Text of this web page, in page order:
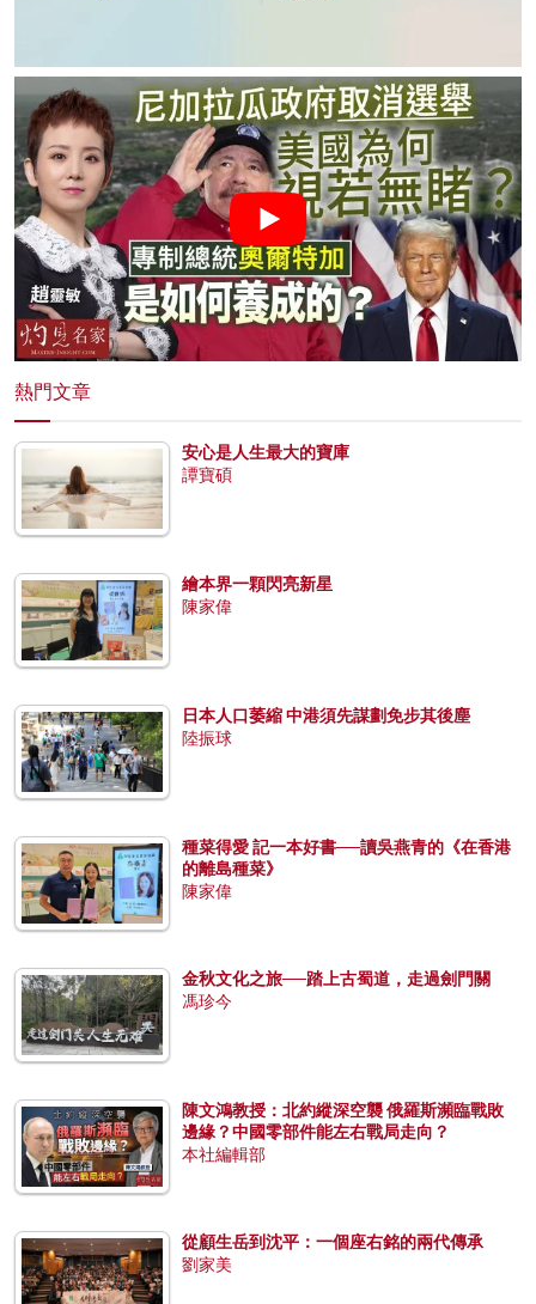
熱門文章
安心是人生最大的寶庫
譚寶碩
繪本界一顆閃亮新星
陳家偉
日本人口萎縮 中港須先謀劃免步其後塵
陸振球
種菜得愛 記一本好書──讀吳燕青的《在香港
的離島種菜》
陳家偉
金秋文化之旅──踏上古蜀道，走過劍門關
馮珍今
陳文鴻教授：北約縱深空襲 俄羅斯瀕臨戰敗
邊緣？中國零部件能左右戰局走向？
本社編輯部
從顧生岳到沈平：一個座右銘的兩代傳承
劉家美